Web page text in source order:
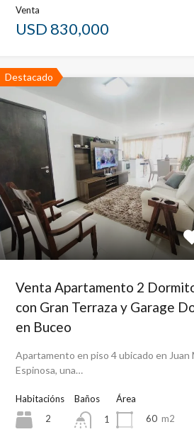
Venta
USD 830,000
Destacado
Venta Apartamento 2
con Gran Terraza y Garage
en Buceo
Apartamento en piso 4 ubicado en Juan
Espinosa, una…
Habitacións
2
Baños
1
Área
60 m2